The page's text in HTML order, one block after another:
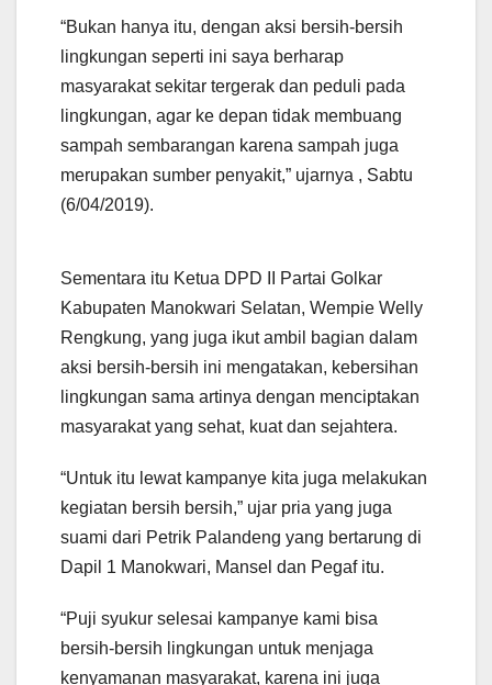
“Bukan hanya itu, dengan aksi bersih-bersih
lingkungan seperti ini saya berharap
masyarakat sekitar tergerak dan peduli pada
lingkungan, agar ke depan tidak membuang
sampah sembarangan karena sampah juga
merupakan sumber penyakit,” ujarnya , Sabtu
(6/04/2019).
Sementara itu Ketua DPD II Partai Golkar
Kabupaten Manokwari Selatan, Wempie Welly
Rengkung, yang juga ikut ambil bagian dalam
aksi bersih-bersih ini mengatakan, kebersihan
lingkungan sama artinya dengan menciptakan
masyarakat yang sehat, kuat dan sejahtera.
“Untuk itu lewat kampanye kita juga melakukan
kegiatan bersih bersih,” ujar pria yang juga
suami dari Petrik Palandeng yang bertarung di
Dapil 1 Manokwari, Mansel dan Pegaf itu.
“Puji syukur selesai kampanye kami bisa
bersih-bersih lingkungan untuk menjaga
kenyamanan masyarakat, karena ini juga